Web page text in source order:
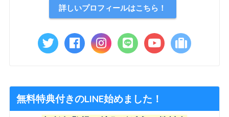
詳しいプロフィールはこちら！
無料特典付きのLINE始めました！